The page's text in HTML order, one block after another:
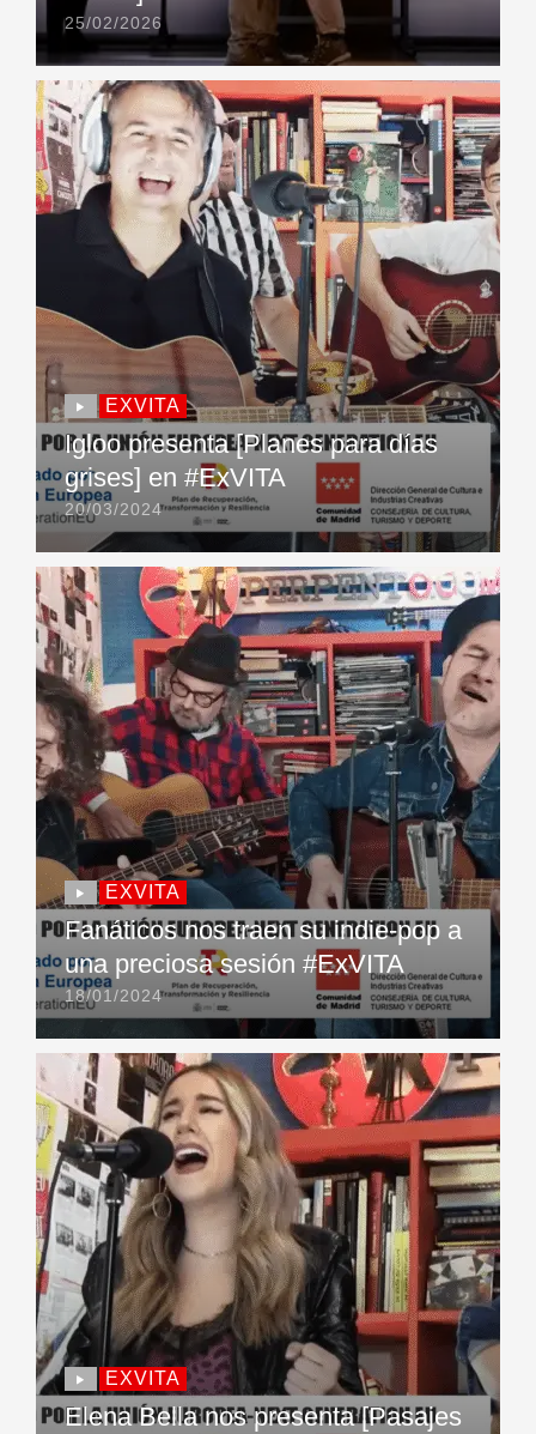
25/02/2026
EXVITA
Igloo presenta [Planes para días
grises] en #ExVITA
20/03/2024
EXVITA
Fanáticos nos traen su indie-pop a
una preciosa sesión #ExVITA
18/01/2024
EXVITA
Elena Bella nos presenta [Pasajes